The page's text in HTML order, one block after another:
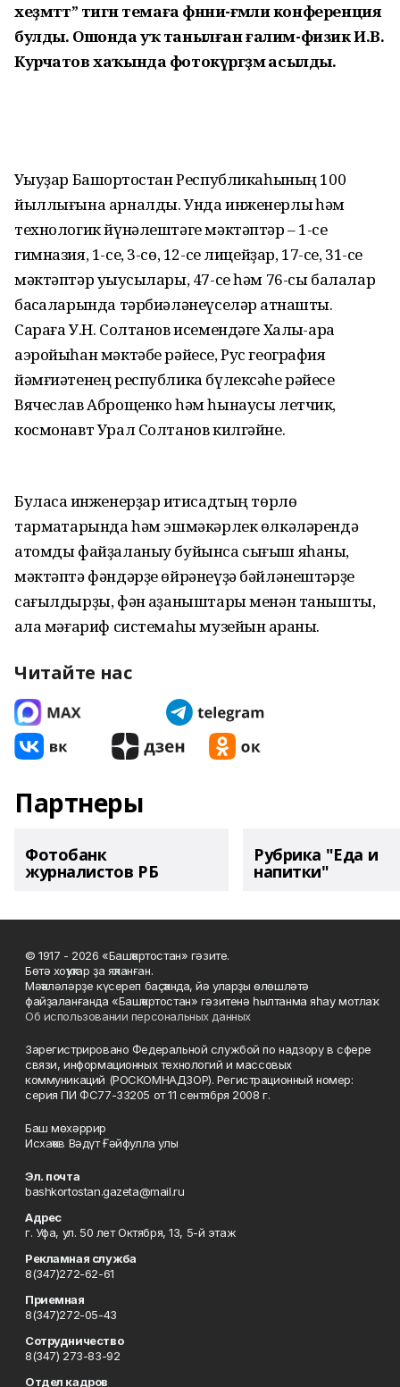
хеҙмәттә” тигән темаға фәнни-ғәмәли конференция
булды. Ошонда уҡ танылған ғалим-физик И.В.
Курчатов хаҡында фотокүргәҙмә асылды.
Уҡыуҙар Башҡортостан Республикаһының 100
йыллығына арналды. Унда инженерлыҡ һәм
технологик йүнәлештәге мәктәптәр – 1-се
гимназия, 1-се, 3-сө, 12-се лицейҙар, 17-се, 31-се
мәктәптәр уҡыусылары, 47-се һәм 76-сы балалар
баҡсаларында тәрбиәләнеүселәр ҡатнашты.
Сараға У.Н. Солтанов исемендәге Халыҡ-ара
аэройыһан мәктәбе рәйесе, Рус география
йәмғиәтенең республика бүлексәһе рәйесе
Вячеслав Аброщенко һәм һынаусы летчик,
космонавт Урал Солтанов килгәйне.
Буласаҡ инженерҙар иҡтисадтың төрлө
тармаҡтарында һәм эшмәкәрлек өлкәләрендә
атомды файҙаланыу буйынса сығыш яһаны,
мәктәптә фәндәрҙе өйрәнеүҙә бәйләнештәрҙе
сағылдырҙы, фән ҡаҙаныштары менән танышты,
ҡала мәғариф системаһы музейын ҡараны.
Читайте нас
Партнеры
Фотобанк
журналистов РБ
Рубрика "Еда и
напитки"
© 1917 - 2026 «Башҡортостан» гәзите.
Бөтә хоҡуҡтар ҙа яҡланған.
Мәҡәләләрҙе күсереп баҫҡанда, йә уларҙы өлөшләтә
файҙаланғанда «Башҡортостан» гәзитенә һылтанма яһау мотлаҡ.
Об использовании персональных данных
Зарегистрировано Федеральной службой по надзору в сфере
связи, информационных технологий и массовых
коммуникаций (РОСКОМНАДЗОР). Регистрационный номер:
серия ПИ ФС77-33205 от 11 сентября 2008 г.
Баш мөхәррир
Исхаҡов Вәдүт Ғәйфулла улы
Эл. почта
bashkortostan.gazeta@mail.ru
Адрес
г. Уфа, ул. 50 лет Октября, 13, 5-й этаж
Рекламная служба
8(347)272-62-61
Приемная
8(347)272-05-43
Сотрудничество
8(347) 273-83-92
Отдел кадров